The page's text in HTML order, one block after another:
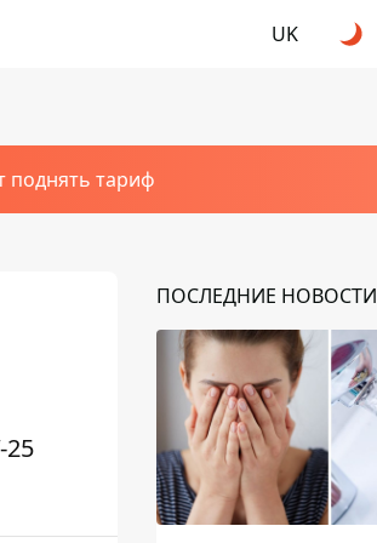
UK
поднять тариф
ПОСЛЕДНИЕ НОВОСТИ